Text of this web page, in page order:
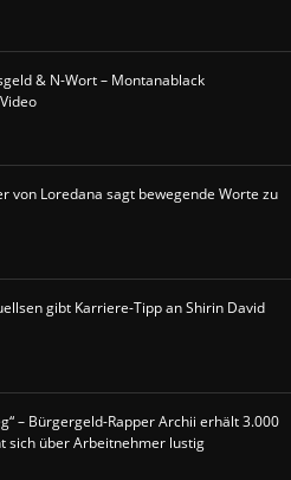
& N-Wort – Montanablack
von Loredana sagt bewegende Worte zu
gibt Karriere-Tipp an Shirin David
– Bürgergeld-Rapper Archii erhält 3.000
sich über Arbeitnehmer lustig